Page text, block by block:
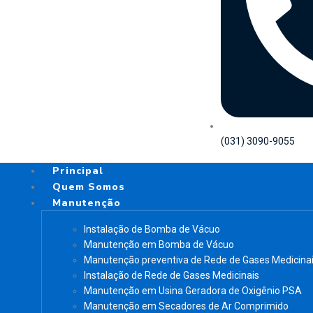
(031) 3090-9055
Principal
Quem Somos
Manutenção
Instalação de Bomba de Vácuo
Manutenção em Bomba de Vácuo
Manutenção preventiva de Rede de Gases
Instalação de Rede de Gases Medicinais
Manutenção em Usina Geradora de Oxigênio PSA
Manutenção em Secadores de Ar Comprimido